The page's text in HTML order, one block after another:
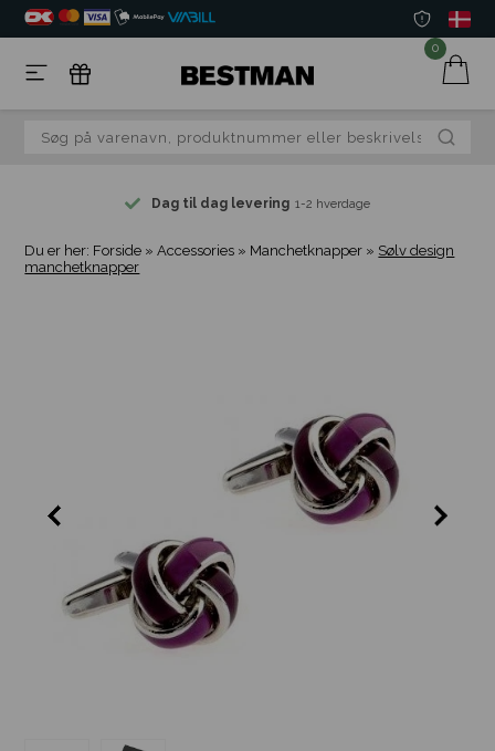
0
Dag til dag levering 1-2 hverdage
Du er her: Forside »Accessories » Manchetknapper » Sølv design
manchetknapper